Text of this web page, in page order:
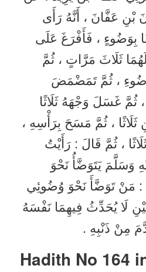
عَفَّانَ ، أَنَّهُ رَأَى
بِوَضُوءٍ ، فَأَفْرَغَ عَلَى
ثَلَاثَ مَرَّاتٍ ، ثُمَّ
، ثُمَّ تَمَضْمَضَ
ثُمَّ غَسَلَ وَجْهَهُ ثَلَاثًا
ثَلَاثًا ، ثُمَّ مَسَحَ بِرَأْسِهِ ،
، ثُمَّ قَالَ : رَأَيْتُ
وَسَلَّمَ يَتَوَضَّأُ نَحْوَ
: مَنْ تَوَضَّأَ نَحْوَ وُضُوئِي
لَا يُحَدِّثُ فِيهِمَا نَفْسَهُ
مِنْ ذَنْبِهِ .
Hadith No 164